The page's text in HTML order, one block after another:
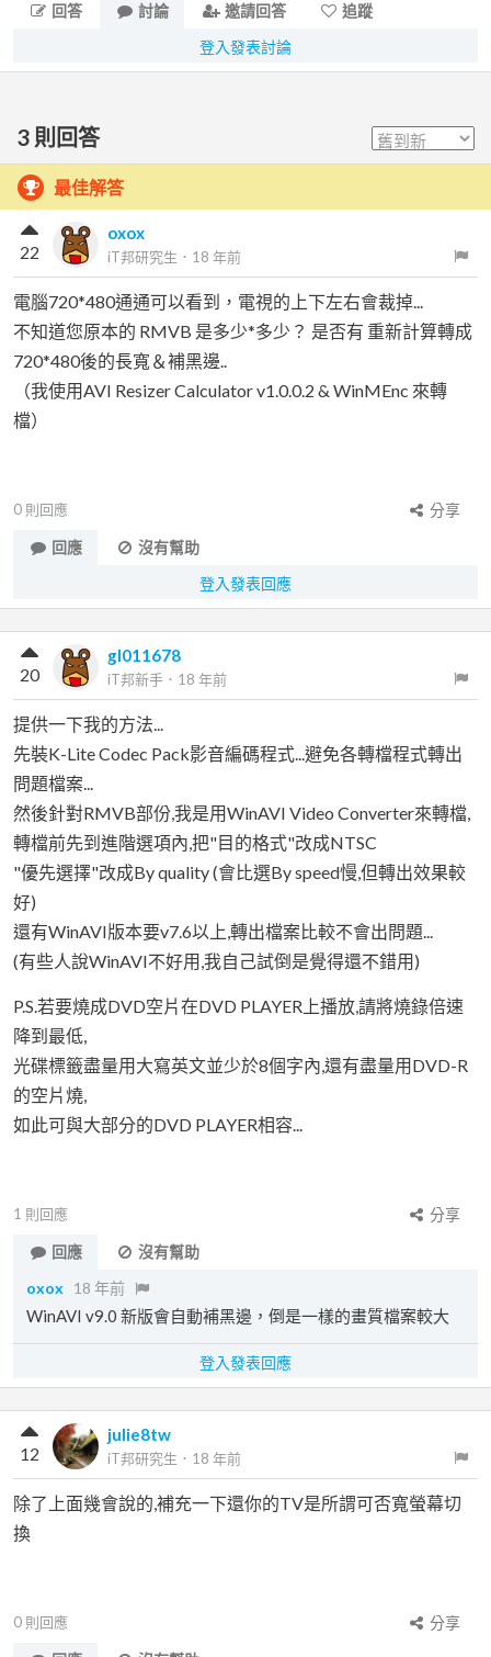
回答
討論 邀請回答
追蹤
登入發表討論
3 則回答
最佳解答
oxox
iT邦研究生 ． 18 年前
22
電腦720*480通通可以看到，電視的上下左右會裁掉...
不知道您原本的 RMVB 是多少*多少？ 是否有 重新計算轉成
720*480後的長寬＆補黑邊..
（我使用AVI Resizer Calculator v1.0.0.2 & WinMEnc 來轉
檔）
0 則回應
分享
回應
沒有幫助
登入發表回應
gl011678
iT邦新手 ． 18 年前
20
提供一下我的方法...
先裝K-Lite Codec Pack影音編碼程式...避免各轉檔程式轉出
問題檔案...
然後針對RMVB部份,我是用WinAVI Video Converter來轉檔,
轉檔前先到進階選項內,把"目的格式"改成NTSC
"優先選擇"改成By quality (會比選By speed慢,但轉出效果較
好)
還有WinAVI版本要v7.6以上,轉出檔案比較不會出問題...
(有些人說WinAVI不好用,我自己試倒是覺得還不錯用)
P.S.若要燒成DVD空片在DVD PLAYER上播放,請將燒錄倍速
降到最低,
光碟標籤盡量用大寫英文並少於8個字內,還有盡量用DVD-R
的空片燒,
如此可與大部分的DVD PLAYER相容...
1 則回應
分享
回應
沒有幫助
oxox
18 年前
WinAVI v9.0 新版會自動補黑邊，倒是一樣的畫質檔案較大
登入發表回應
julie8tw
iT邦研究生 ． 18 年前
12
除了上面幾會說的,補充一下還你的TV是所謂可否寬螢幕切
換
0 則回應
分享